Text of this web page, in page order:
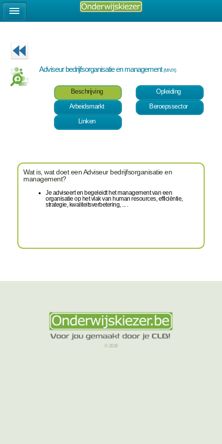
Adviseur bedrijfsorganisatie en management(M/V/X)
Beschrijving
Opleiding
Arbeidsmarkt
Beroepssector
Linken
Wat is, wat doet een Adviseur bedrijfsorganisatie en
management?
Je adviseert en begeleidt het management van een
organisatie op het vlak van human resources, efficiëntie,
strategie, kwaliteitsverbetering, ... .
© 2026